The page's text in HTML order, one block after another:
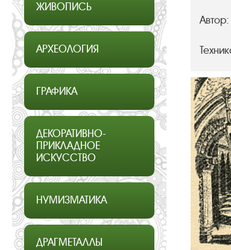
ЖИВОПИСЬ
АРХЕОЛОГИЯ
ГРАФИКА
ДЕКОРАТИВНО-
ПРИКЛАДНОЕ
ИСКУССТВО
НУМИЗМАТИКА
ДРАГМЕТАЛЛЫ
Автор: